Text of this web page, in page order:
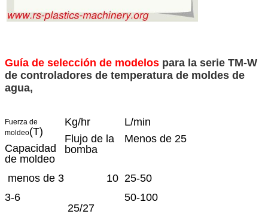
Guía de selección de modelos para la serie TM-W
de controladores de temperatura de moldes de
agua,
Fuerza de
moldeo(T)
Capacidad
de moldeo
Kg/hr
Flujo de la
bomba
L/min
Menos de 25
menos de 3 10 25-50
3-6
25/27
50-100